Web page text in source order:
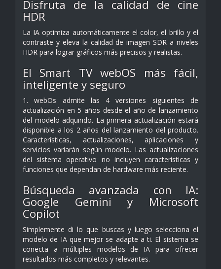
Disfruta de la calidad de cine
HDR
La IA optimiza automáticamente el color, el brillo y el
contraste y eleva la calidad de imagen SDR a niveles
HDR para lograr gráficos más precisos y realistas.
El Smart TV webOS más fácil,
inteligente y seguro
1. webOs admite las 4 versiones siguientes de
actualización en 5 años desde el año de lanzamiento
del modelo adquirido. La primera actualización estará
disponible a los 2 años del lanzamiento del producto.
Características, actualizaciones, aplicaciones y
servicios variarán según modelo. Las actualizaciones
del sistema operativo no incluyen características y
funciones que dependan de hardware más reciente.
Búsqueda avanzada con IA:
Google Gemini y Microsoft
Copilot
Simplemente di lo que buscas y luego selecciona el
modelo de IA que mejor se adapte a ti. El sistema se
conecta a múltiples modelos de IA para ofrecer
resultados más completos y relevantes.